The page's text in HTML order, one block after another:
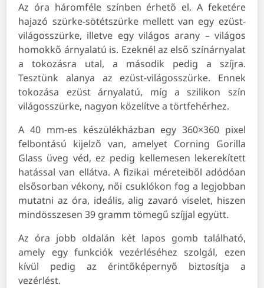
Az óra háromféle színben érhető el. A feketére
hajazó szürke-sötétszürke mellett van egy ezüst-
világosszürke, illetve egy világos arany – világos
homokkő árnyalatú is. Ezeknél az első színárnyalat
a tokozásra utal, a második pedig a szíjra.
Tesztünk alanya az ezüst-világosszürke. Ennek
tokozása ezüst árnyalatú, míg a szilikon szín
világosszürke, nagyon közelítve a törtfehérhez.
A 40 mm-es készülékházban egy 360×360 pixel
felbontású kijelző van, amelyet Corning Gorilla
Glass üveg véd, ez pedig kellemesen lekerekített
hatással van ellátva. A fizikai méreteiből adódóan
elsősorban vékony, női csuklókon fog a legjobban
mutatni az óra, ideális, alig zavaró viselet, hiszen
mindösszesen 39 gramm tömegű szíjjal együtt.
Az óra jobb oldalán két lapos gomb található,
amely egy funkciók vezérléséhez szolgál, ezen
kívül pedig az érintőképernyő biztosítja a
vezérlést.